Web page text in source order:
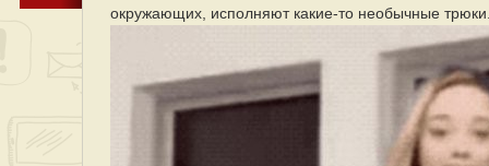
окружающих, исполняют какие-то необычные трюки.